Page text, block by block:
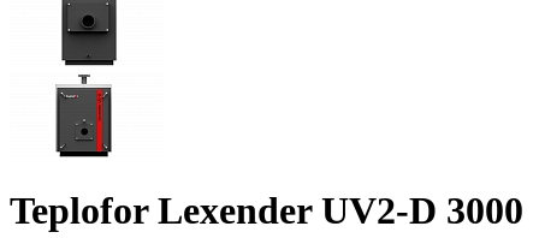
Teplofor Lexender UV2-D 3000